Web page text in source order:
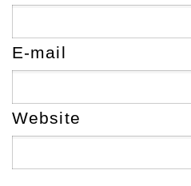
E-mail
Website